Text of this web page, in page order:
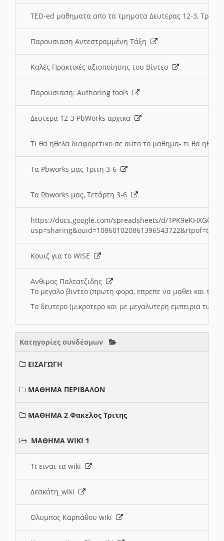
TED-ed μαθηματα απο τα τμηματα Δευτερας 12-3,
Παρουσιαση Αντεστραμμένη Τάξη
Καλές Πρακτικές αξιοποίησης του Βίντεο
Παρουσιαση: Authoring tools
Δευτερα 12-3 PbWorks αρχικα
Τι θα ηθελα διαφορετικο σε αυτο το μαθημα- τι θα
Τα Pbworks μας Τριτη 3-6
Τα Pbworks μας, Τετάρτη 3-6
https://docs.google.com/spreadsheets/d/
Κουιζ για το WISE
Ανθιμος Παλτατζιδης
Το μεγαλο βιντεο (πρωτη φορα, επρεπε να μαθει και το
Το δευτερο (μικροτερο και με μεγαλυτερη εμπειρια
Κατηγορίες συνδέσμων
ΕΙΣΑΓΩΓΗ
ΜΑΘΗΜΑ ΠΕΡΙΒΑΛΟΝ
ΜΑΘΗΜΑ 2 Φακελος Τριτης
ΜΑΘΗΜΑ WIKI 1
Τι ειναι τα wiki
Δεσκάτη_wiki
Ολυμπος Καρπάθου wiki